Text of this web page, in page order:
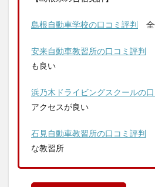
島根自動車学校の口コミ評判 全
安来自動車教習所の口コミ評判
も良い
浜乃木ドライビングスクールの
アクセスが良い
石見自動車教習所の口コミ評判
な教習所